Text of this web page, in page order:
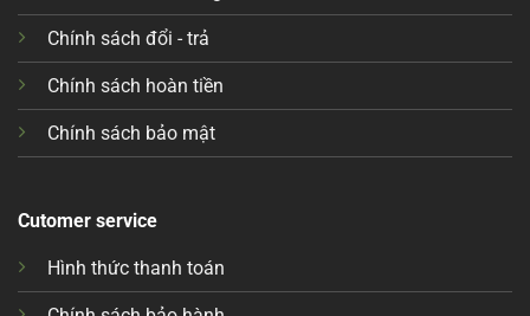
Chính sách đổi - trả
Chính sách hoàn tiền
Chính sách bảo mật
Cutomer service
Hình thức thanh toán